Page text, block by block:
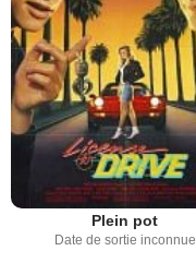
Plein pot
Date de sortie inconnue